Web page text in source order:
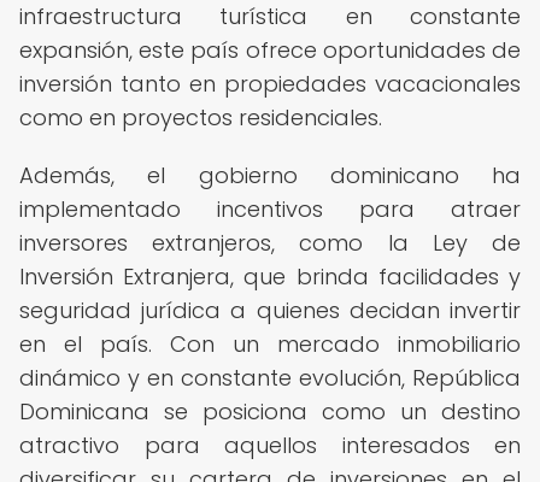
infraestructura turística en constante
expansión, este país ofrece oportunidades de
inversión tanto en propiedades vacacionales
como en proyectos residenciales.
Además, el gobierno dominicano ha
implementado incentivos para atraer
inversores extranjeros, como la Ley de
Inversión Extranjera, que brinda facilidades y
seguridad jurídica a quienes decidan invertir
en el país. Con un mercado inmobiliario
dinámico y en constante evolución, República
Dominicana se posiciona como un destino
atractivo para aquellos interesados en